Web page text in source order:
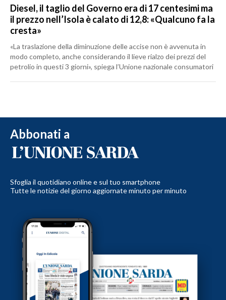
Diesel, il taglio del Governo era di 17 centesimi ma
il prezzo nell’Isola è calato di 12,8: «Qualcuno fa la
cresta»
«La traslazione della diminuzione delle accise non è avvenuta in
modo completo, anche considerando il lieve rialzo dei prezzi del
petrolio in questi 3 giorni», spiega l’Unione nazionale consumatori
Abbonati a
Sfoglia il quotidiano online e sul tuo smartphone
Tutte le notizie del giorno aggiornate minuto per minuto